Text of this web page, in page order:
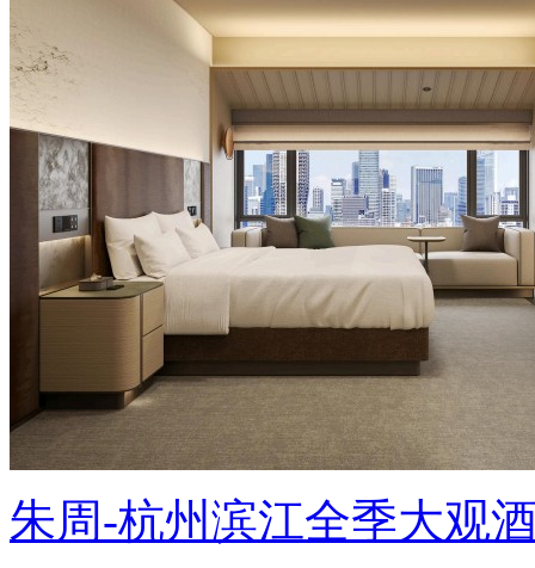
朱周-杭州滨江全季大观